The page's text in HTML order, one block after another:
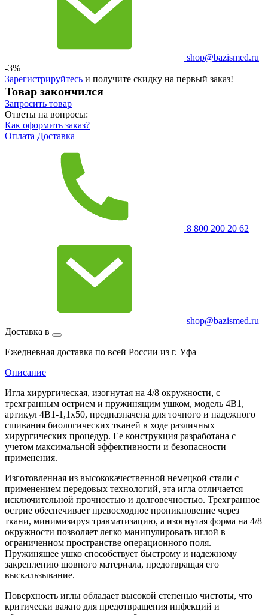
shop@bazismed.ru
-3%
Зарегистрируйтесь и получите скидку на первый заказ!
Товар закончился
Запросить товар
Ответы на вопросы:
Как оформить заказ?
Оплата Доставка
8 800 200 20 62
shop@bazismed.ru
Доставка в
Ежедневная доставка по всей России из г. Уфа
Описание
Игла хирургическая, изогнутая на 4/8 окружности, с
трехгранным острием и пружинящим ушком, модель 4В1,
артикул 4В1-1,1х50, предназначена для точного и надежного
сшивания биологических тканей в ходе различных
хирургических процедур. Ее конструкция разработана с
учетом максимальной эффективности и безопасности
применения.
Изготовленная из высококачественной немецкой стали с
применением передовых технологий, эта игла отличается
исключительной прочностью и долговечностью. Трехгранное
острие обеспечивает превосходное проникновение через
ткани, минимизируя травматизацию, а изогнутая форма на 4/8
окружности позволяет легко манипулировать иглой в
ограниченном пространстве операционного поля.
Пружинящее ушко способствует быстрому и надежному
закреплению шовного материала, предотвращая его
выскальзывание.
Поверхность иглы обладает высокой степенью чистоты, что
критически важно для предотвращения инфекций и